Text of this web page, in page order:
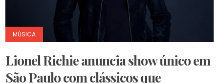
MÚSICA
Lionel Richie anuncia show único em
São Paulo com clássicos que